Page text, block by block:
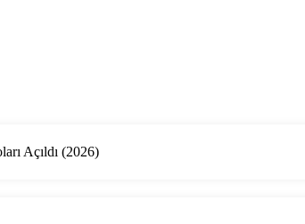
Açıldı (2026)